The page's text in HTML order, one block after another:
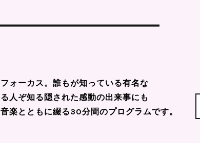
ォーカス。誰もが知っている有名な
人ぞ知る隠された感動の出来事にも
楽とともに綴る30分間のプログラムです。